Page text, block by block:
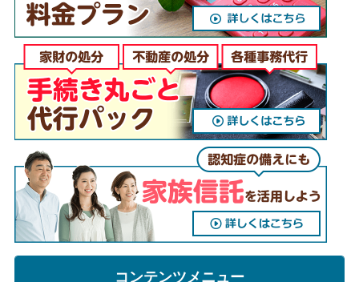
コンテンツメニュー